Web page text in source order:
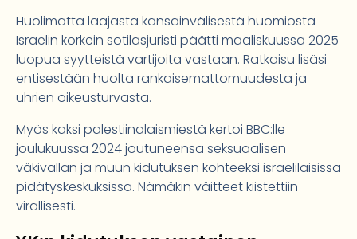
Huolimatta laajasta kansainvälisestä huomiosta
Israelin korkein sotilasjuristi päätti maaliskuussa 2025
luopua syytteistä vartijoita vastaan. Ratkaisu lisäsi
entisestään huolta rankaisemattomuudesta ja
uhrien oikeusturvasta.
Myös kaksi palestiinalaismiestä kertoi BBC:lle
joulukuussa 2024 joutuneensa seksuaalisen
väkivallan ja muun kidutuksen kohteeksi israelilaisissa
pidätyskeskuksissa. Nämäkin väitteet kiistettiin
virallisesti.